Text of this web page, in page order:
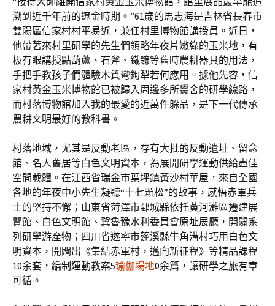
溯到近千年前的遼金時期。”61歲的馬志海是吉林省長春市
雙陽區信家村村平易近，兼任村里博物館講授員。近日，
他帶著來村里研學的先生們領略年夜片嫩綠的玉米地，有
板有眼講授點葫蘆、石斧、鐵鐮等舊時農耕器具的用法，
手把手教孩子們體驗木質彎鉤犁若何應用。據他先容，信
家村黃金玉米博物館已被歸入周邊多所黌舍的研學線路，
而村落博物館加入我的最愛的近萬件躲品，是下一代傳承
農耕文明最好的教科書。
村落地域，尤其是反動老區，存有大批的反動遺址、留念
館、名人舊居等白色文明資本，為展開研學運動供給盡佳
空間載體。在江西省瑞金市葉坪鎮黃沙村華屋，來自全國
各地的年夜中小先生凝聽“十七顆松”的故事，感悟赤軍兵
士的堅持不懈；山東省菏澤市鄄城縣依托黃河灘區遷建展
覽館、白色文明館、冀魯豫水利委員會原址展廳，開闢系
列研學游產物；四川省遂寧市蓬溪縣牛角溝村巧用白色文
明資本，開闢出《集結赤軍村，邁向新征程》等精品課程
10余套，編制運動教案5瑜伽場地0余篇，讓研學之旅有章
可循。